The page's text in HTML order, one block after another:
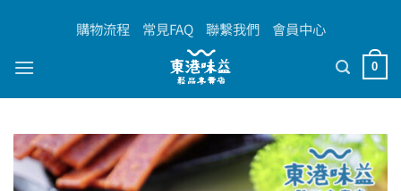
content
購物流程 常見FAQ 聯繫我們 會員中心
0